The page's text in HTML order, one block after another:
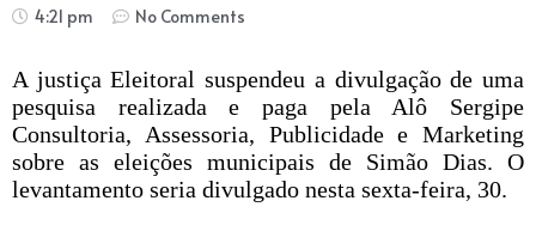
4:21 pm
No Comments
A justiça Eleitoral suspendeu a divulgação de uma
pesquisa realizada e paga pela Alô Sergipe
Consultoria, Assessoria, Publicidade e Marketing
sobre as eleições municipais de Simão Dias. O
levantamento seria divulgado nesta sexta-feira, 30.